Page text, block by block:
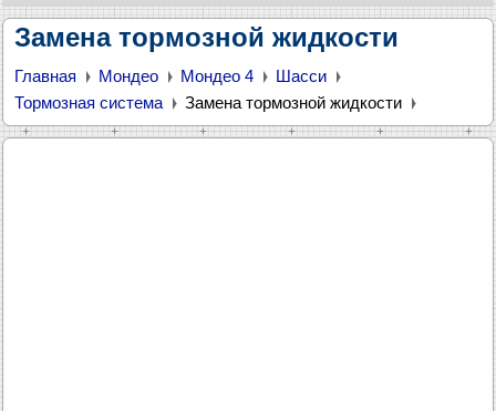
Замена тормозной жидкости
Главная Мондео Мондео 4
Шасси
Тормозная система
Замена тормозной жидкости